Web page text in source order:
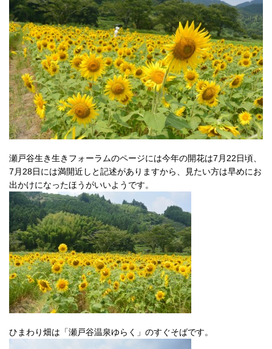
瀬戸谷生き生きフォーラムのページには今年の開花は7月22日頃、
7月28日には満開近しと記述がありますから、見たい方は早めにお
出かけになったほうがいいようです。
ひまわり畑は「瀬戸谷温泉ゆらく」のすぐそばです。